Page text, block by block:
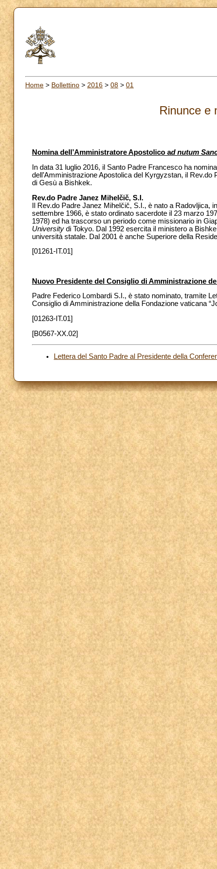
Home > Bollettino > 2016 > 08 > 01
Rinunce e
Nomina dell’Amministratore Apostolico ad nutum
In data 31 luglio 2016, il Santo Padre Francesco ha
dell’Amministrazione Apostolica del Kyrgyzstan, il
di Gesù a Bishkek.
Rev.do Padre Janez Mihelčič, S.I.
Il Rev.do Padre Janez Mihelčič, S.I., è nato a Radovljica,
settembre 1966, è stato ordinato sacerdote il 23 marzo
1978) ed ha trascorso un periodo come missionario in
University di Tokyo. Dal 1992 esercita il ministero a
università statale. Dal 2001 è anche Superiore della
[01261-IT.01]
Nuovo Presidente del Consiglio di Amministrazione
Padre Federico Lombardi S.I., è stato nominato, tramite
Consiglio di Amministrazione della Fondazione vaticana
[01263-IT.01]
[B0567-XX.02]
Lettera del Santo Padre al Presidente della